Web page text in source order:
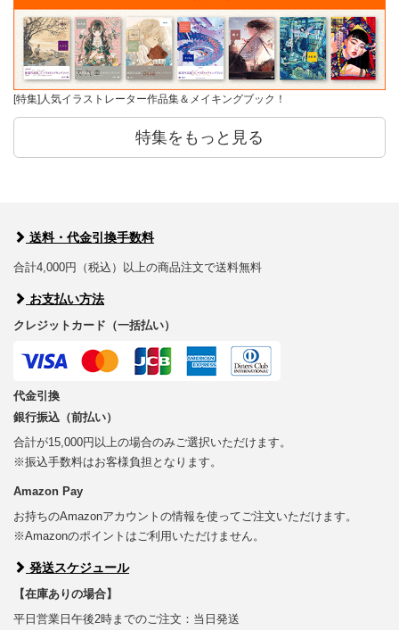
[特集]人気イラストレーター作品集＆メイキングブック！
特集をもっと見る
送料・代金引換手数料
合計4,000円（税込）以上の商品注文で送料無料
お支払い方法
クレジットカード（一括払い）
代金引換
銀行振込（前払い）
合計が15,000円以上の場合のみご選択いただけます。
※振込手数料はお客様負担となります。
Amazon Pay
お持ちのAmazonアカウントの情報を使ってご注文いただけます。
※Amazonのポイントはご利用いただけません。
発送スケジュール
【在庫ありの場合】
平日営業日午後2時までのご注文：当日発送